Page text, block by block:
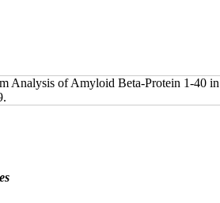
Analysis of Amyloid Beta-Protein 1-40